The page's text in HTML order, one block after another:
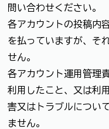
問い合わせください。
各アカウントの投稿内
を払っていますが、そ
せん。
各アカウント運用管理
利用したこと、又は利
害又はトラブルについ
ません。